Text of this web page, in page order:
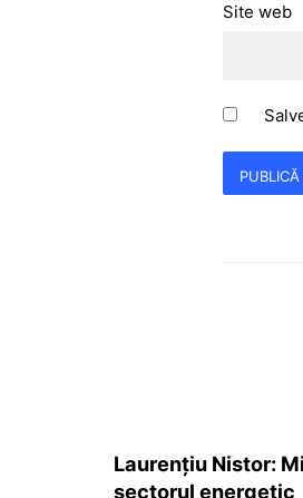
Site web
Laurențiu Nistor:
sectorul energetic